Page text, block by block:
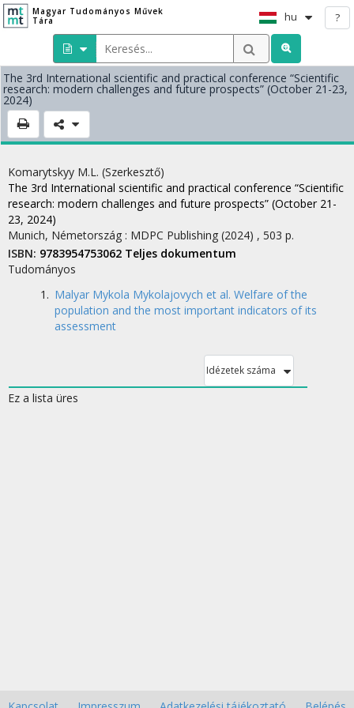
Magyar Tudományos Művek
Tára
hu ?
The 3rd International scientific and practical conference “Scientific
research: modern challenges and future prospects” (October 21-23,
2024)
Komarytskyy M.L. (Szerkesztő)
The 3rd International scientific and practical conference “Scientific
research: modern challenges and future prospects” (October 21-
23, 2024)
Munich, Németország : MDPC Publishing (2024) , 503 p.
ISBN: 9783954753062 Teljes dokumentum
Tudományos
Malyar Mykola Mykolajovych et al. Welfare of the
population and the most important indicators of its
assessment
Idézetek száma
Ez a lista üres